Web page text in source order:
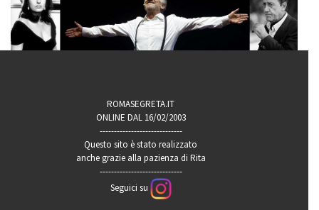
ROMASEGRETA.IT
ONLINE DAL 16/02/2003
-----------------------------
Questo sito è stato realizzato
anche grazie alla pazienza di Rita
-----------------------------
Seguici su